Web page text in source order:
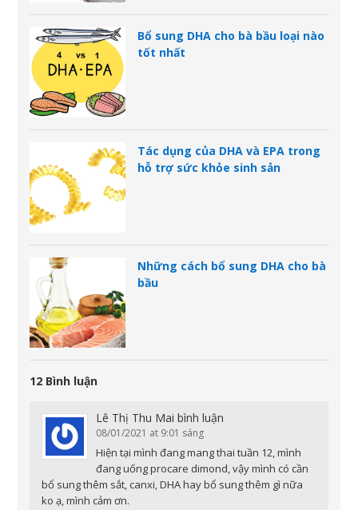
Bổ sung DHA cho bà bầu loại nào
tốt nhất
Tác dụng của DHA và EPA trong
hỗ trợ sức khỏe sinh sản
Những cách bổ sung DHA cho bà
bầu
12 Bình luận
Lê Thị Thu Mai bình luận
08/01/2021 at 9:01 sáng
Hiện tại mình đang mang thai tuần 12, mình
đang uống procare dimond, vậy mình có cần
bổ sung thêm sắt, canxi, DHA hay bổ sung thêm gì nữa
ko ạ, mình cảm ơn.